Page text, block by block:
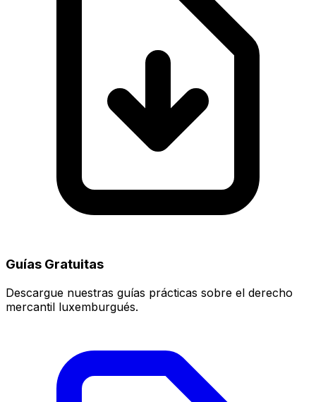
Guías Gratuitas
Descargue nuestras guías prácticas sobre el derecho
mercantil luxemburgués.